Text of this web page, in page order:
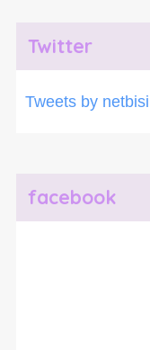
Twitter
Tweets by netbisi
facebook